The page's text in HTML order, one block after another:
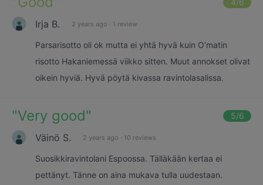
4/6
Irja B. 2 years ago · 1 review
Parsarisotto oli ok mutta ei yhtä hyvä kuin O’matin
risotto Hakaniemessä viikko sitten. Muut annokset olivat
oikein hyviä. Hyvä pöytä kivassa ravintolasalissa.
"Very good" 5/6
Väinö S. 2 years ago · 10 reviews
Suosikkiravintolani Espoossa. Tälläkään kertaa ei
pettänyt. Tänne on aina mukava tulla uudestaan.